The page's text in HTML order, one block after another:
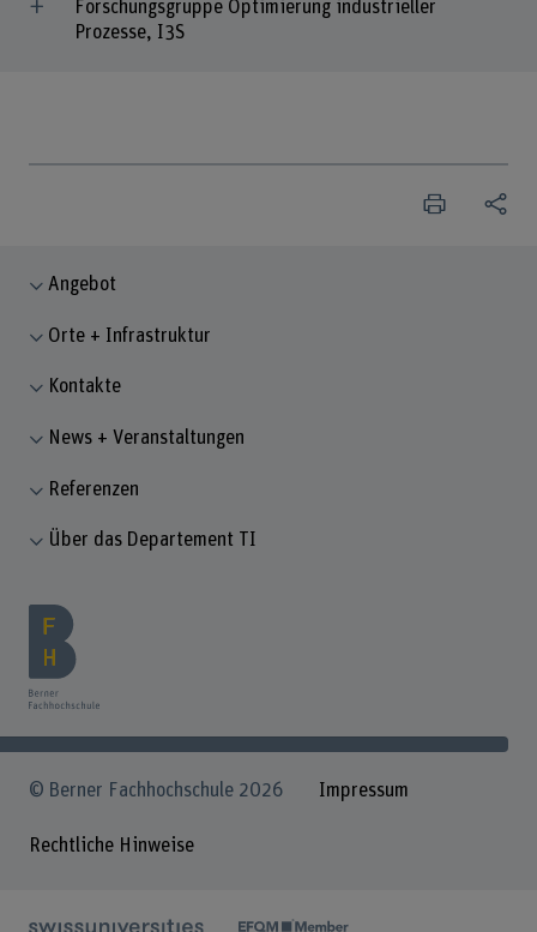
Forschungsgruppe Optimierung industrieller
Prozesse, I3S
Angebot
Orte + Infrastruktur
Kontakte
News + Veranstaltungen
Referenzen
Über das Departement TI
© Berner Fachhochschule 2026 Impressum
Rechtliche Hinweise